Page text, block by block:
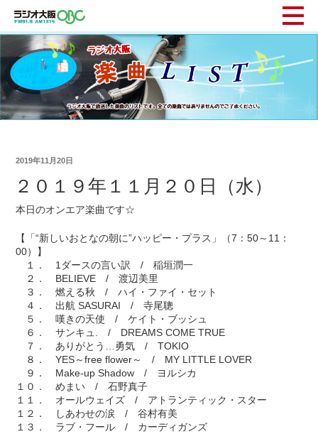
2019年11月20日
２０１９年１１月２０日（水）
本日のオンエア楽曲です☆
【「“新しいおとなの朝に”ハッピー・プラス」（7：50～11：
00）】
１． 1ダースの言い訳 / 稲垣潤一
２． BELIEVE / 渡辺美里
３． 燃える秋 / ハイ・ファイ・セット
４． 出航 SASURAI / 寺尾聰
５． 嘆きの天使 / ケイト・ブッシュ
６． サンキュ. / DREAMS COME TRUE
７． ありがとう…勇気 / TOKIO
８． YES～free flower～ / MY LITTLE LOVER
９． Make-up Shadow / ヨルシカ
１０． めまい / 石野真子
１１． オールウェイズ / アトランティック・スター
１２． しあわせの涙 / 谷村有美
１３． ラブ・フール / カーディガンズ